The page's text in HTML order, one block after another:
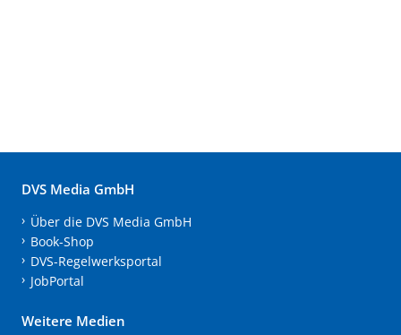
DVS Media GmbH
Über die DVS Media GmbH
Book-Shop
DVS-Regelwerksportal
JobPortal
Weitere Medien